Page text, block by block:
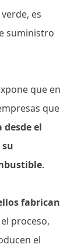
es
suministro
que en
que
el
.
fabrican
proceso,
el